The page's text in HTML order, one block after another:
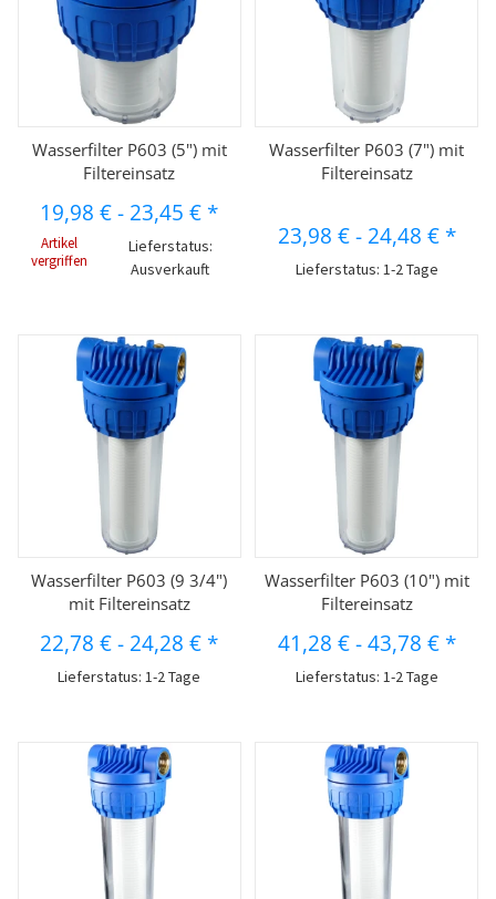
Wasserfilter P603 (5") mit
Filtereinsatz
19,98 €- 23,45 € *
Artikel
vergriffen
Lieferstatus:
Ausverkauft
Wasserfilter P603 (7") mit
Filtereinsatz
23,98 €- 24,48 € *
Lieferstatus: 1-2 Tage
Wasserfilter P603 (9 3/4")
mit Filtereinsatz
22,78 €- 24,28 € *
Lieferstatus: 1-2 Tage
Wasserfilter P603 (10") mit
Filtereinsatz
41,28 €-43,78 € *
Lieferstatus: 1-2 Tage